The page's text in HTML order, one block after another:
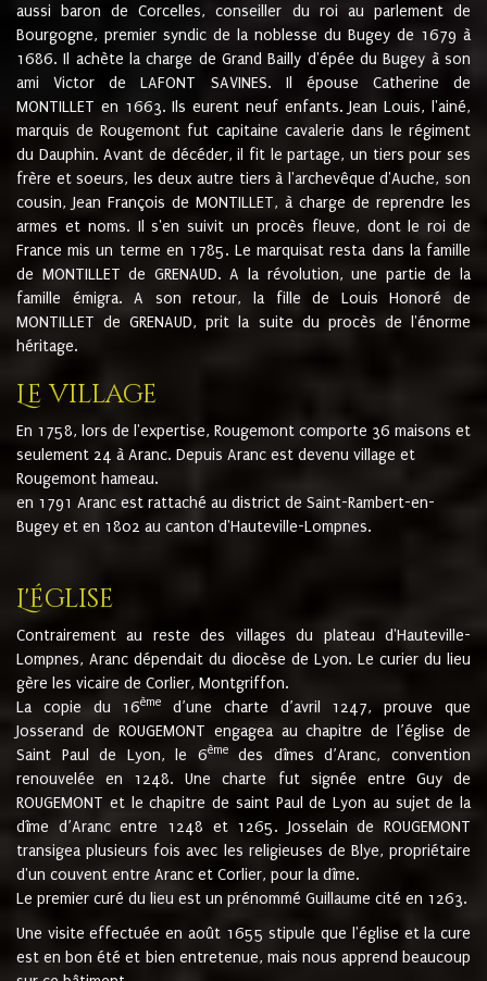
aussi baron de Corcelles, conseiller du roi au parlement de
Bourgogne, premier syndic de la noblesse du Bugey de 1679 à
1686. Il achète la charge de Grand Bailly d'épée du Bugey à son
ami Victor de LAFONT SAVINES. Il épouse Catherine de
MONTILLET en 1663. Ils eurent neuf enfants. Jean Louis, l'ainé,
marquis de Rougemont fut capitaine cavalerie dans le régiment
du Dauphin. Avant de décéder, il fit le partage, un tiers pour ses
frère et soeurs, les deux autre tiers à l'archevêque d'Auche, son
cousin, Jean François de MONTILLET, à charge de reprendre les
armes et noms. Il s'en suivit un procès fleuve, dont le roi de
France mis un terme en 1785. Le marquisat resta dans la famille
de MONTILLET de GRENAUD. A la révolution, une partie de la
famille émigra. A son retour, la fille de Louis Honoré de
MONTILLET de GRENAUD, prit la suite du procès de l'énorme
héritage.
Le village
En 1758, lors de l'expertise, Rougemont comporte 36 maisons et
seulement 24 à Aranc. Depuis Aranc est devenu village et
Rougemont hameau.
en 1791 Aranc est rattaché au district de Saint-Rambert-en-
Bugey et en 1802 au canton d'Hauteville-Lompnes.
L'église
Contrairement au reste des villages du plateau d'Hauteville-
Lompnes, Aranc dépendait du diocèse de Lyon. Le curier du lieu
gère les vicaire de Corlier, Montgriffon.
La copie du 16ème
d’une charte d’avril 1247, prouve que
Josserand de ROUGEMONT engagea au chapitre de l’église de
Saint Paul de Lyon, le 6èmedes dîmes d’Aranc, convention
renouvelée en 1248. Une charte fut signée entre Guy de
ROUGEMONT et le chapitre de saint Paul de Lyon au sujet de la
dîme d’Aranc entre 1248 et 1265. Josselain de ROUGEMONT
transigea plusieurs fois avec les religieuses de Blye, propriétaire
d'un couvent entre Aranc et Corlier, pour la dîme.
Le premier curé du lieu est un prénommé Guillaume cité en 1263.
Une visite effectuée en août 1655 stipule que l'église et la cure
est en bon été et bien entretenue, mais nous apprend beaucoup